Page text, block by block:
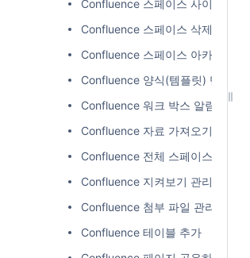
Confluence 스페이스 사이드바 구
Confluence 스페이스 삭제
Confluence 스페이스 아카이브
Confluence 양식(템플릿) 만들기
Confluence 워크 박스 알림
Confluence 자료 가져오기
Confluence 전체 스페이스 탐색
Confluence 지켜보기 관리
Confluence 첨부 파일 관리
Confluence 테이블 추가